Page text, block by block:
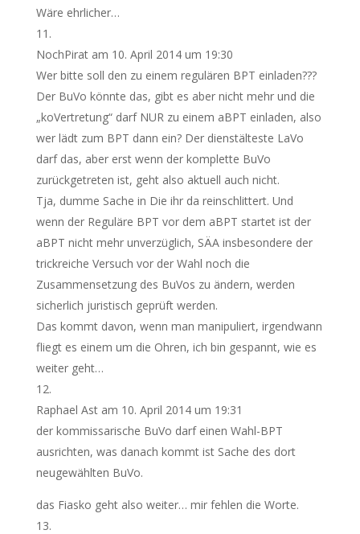
Wäre ehrlicher…
NochPirat am 10. April 2014 um 19:30
Wer bitte soll den zu einem regulären BPT einladen???
Der BuVo könnte das, gibt es aber nicht mehr und die
„koVertretung“ darf NUR zu einem aBPT einladen, also
wer lädt zum BPT dann ein? Der dienstälteste LaVo
darf das, aber erst wenn der komplette BuVo
zurückgetreten ist, geht also aktuell auch nicht.
Tja, dumme Sache in Die ihr da reinschlittert. Und
wenn der Reguläre BPT vor dem aBPT startet ist der
aBPT nicht mehr unverzüglich, SÄA insbesondere der
trickreiche Versuch vor der Wahl noch die
Zusammensetzung des BuVos zu ändern, werden
sicherlich juristisch geprüft werden.
Das kommt davon, wenn man manipuliert, irgendwann
fliegt es einem um die Ohren, ich bin gespannt, wie es
weiter geht…
Raphael Ast am 10. April 2014 um 19:31
der kommissarische BuVo darf einen Wahl-BPT
ausrichten, was danach kommt ist Sache des dort
neugewählten BuVo.
das Fiasko geht also weiter… mir fehlen die Worte.